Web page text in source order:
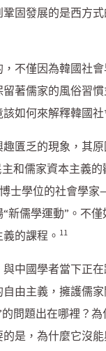
固發展的是西方
不僅因為韓國社會
著儒家的風俗習慣
如何來解釋韓國
匱乏的現象，其
和儒家資本主義
士學位的社會學
“新儒學運動”。
的課程。 11
中國學者當下正
由主義，擁護儒
問題出在哪裡？
是，為什麼它沒